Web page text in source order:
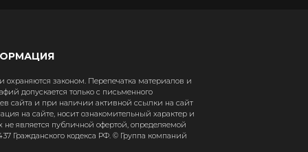
законом. Перепечатка материалов и
допускается только с письменного
сайта и при наличии активной ссылки на сайт
на сайте, носит ознакомительный характер и
не является публичной офертой, определяемой
Гражданского кодекса РФ. © Группа компаний